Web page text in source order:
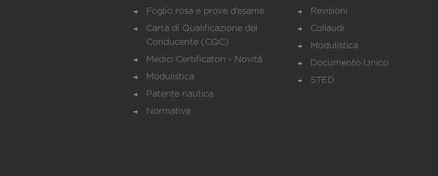
Foglio rosa e prove d’esame
Carta di Qualificazione del
Conducente (CQC)
Medici Certificatori - Novità
Modulistica
Patente nautica
Normativa
Revisioni
Collaudi
Modulistica
Documento Unico
STED